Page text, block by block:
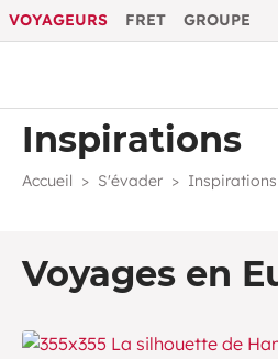
VOYAGEURS FRET GROUPE
Inspirations
Accueil S'évader Inspirations
Voyages en